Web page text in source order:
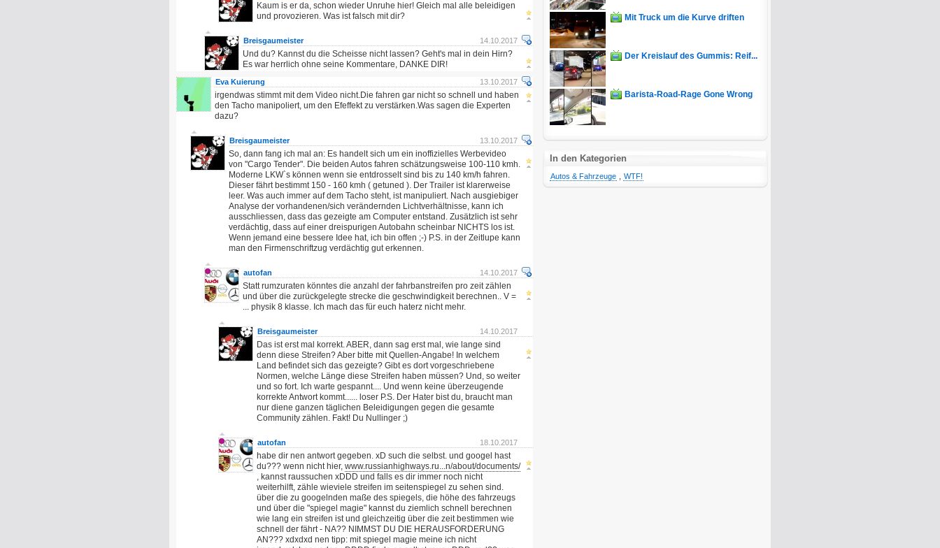
Kaum is er da, schon wieder Unruhe hier! Gleich mal alle beleidigen
und provozieren. Was ist falsch mit dir?
14.10.2017
Breisgaumeister
Und du? Kannst du die Scheisse nicht lassen? Geht's mal in dein Hirn?
Es war herrlich ohne seine Kommentare, DANKE DIR!
13.10.2017
Eva Kuierung
irgendwas stimmt mit dem Video nicht.Die fahren gar nicht so schnell und haben
den Tacho manipoliert, um den Efeffekt zu verstärken.Was sagen die Experten
dazu?
13.10.2017
Breisgaumeister
So, dann fang ich mal an: Es handelt sich um ein inoffizielles Werbevideo
von "Cargo Tender". Die beiden Autos fahren schätzungsweise 100-110 kmh.
Moderne LKW`s können wenn sie entdrosselt sind bis zu 140 km/h fahren.
Dieser fährt bestimmt 150 - 160 kmh ( getuned ). Der Trailer ist klarerweise
leer. Was auch immer auf dem Tacho steht, ist manipuliert. Nach ausgiebiger
Analyse der vorhandenen/sich verändernden Lichtverhältnisse, kann ich
ausschliessen, dass das gezeigte am Computer entstand. Zusätzlich ist sehr
verdächtig, dass auf einer dreispurigen Autobahn scheinbar NICHTS los ist.
Wenn jemand eine bessere Idee hat, ich bin offen ;-) P.S. in der Zeitlupe kann
man den Firmenschriftzug verdächtig gut erkennen.
14.10.2017
autofan
Statt rumzuraten könntes die anzahl der fahrbanstreifen pro zeit zählen
und über die zurückgelegte strecke die geschwindigkeit berechnen.. V =
... physik 8 klasse. Ich mach das für euch haterz nicht mehr.
14.10.2017
Breisgaumeister
Das ist erst mal korrekt. ABER, dann sag erst mal, wie lange sind
denn diese Streifen? Aber bitte mit Quellen-Angabe! In welchem
Land befindet sich das gezeigte? Gibt es dort vorgeschriebene
Normen, welche Länge diese Streifen haben müssen? Und, so weiter
und so fort. Ich warte gespannt.... Und wenn keine überzeugende
korrekte Antwort kommt...... loser P.S. Der Hater bist du, braucht man
nur diene ganzen täglichen Beleidigungen gegen die gesamte
Community zählen. Fakt! Du Nullinger ;)
18.10.2017
autofan
habe dir nen antwort gegeben. xD such die selbst. und googel hast
du??? wenn nicht hier, www.russianhighways.ru...n/about/documents/
, kannst raussuchen xDDD und falls es dir immer noch nicht
weiterhilft, zähle wieviele streifen im seitenspiegel zu sehen sind.
über die zu googelnden maße des spiegels, die höhe des fahrzeugs
und über die "spiegel magie" kannst du ziemlich schnell berechnen
wie lang ein streifen ist und gleichzeitig über die zeit bestimmen wie
schnell der fährt - NA?? NIMMST DU DIE HERAUSFORDERUNG
AN??? xdxdxd nen tipp: mit spiegel magie meine ich nicht
Mit Truck um die Kurve driften
Der Kreislauf des Gummis: Reif...
Barista-Road-Rage Gone Wrong
In den Kategorien
Autos & Fahrzeuge WTF!